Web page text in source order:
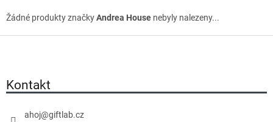
Žádné produkty značkyAndrea House nebyly nalezeny...
Kontakt
ahoj@giftlab.cz